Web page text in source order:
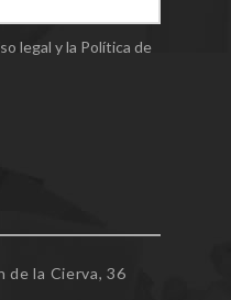
legal y la Política de
de la Cierva, 36